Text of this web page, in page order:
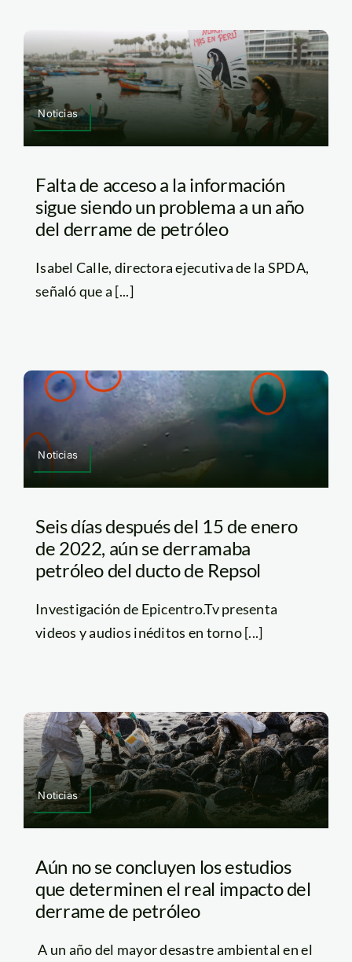
Noticias
Falta de acceso a la información
sigue siendo un problema a un año
del derrame de petróleo
Isabel Calle, directora ejecutiva de la SPDA,
señaló que a [...]
Noticias
Seis días después del 15 de enero
de 2022, aún se derramaba
petróleo del ducto de Repsol
Investigación de Epicentro.Tv presenta
videos y audios inéditos en torno [...]
Noticias
Aún no se concluyen los estudios
que determinen el real impacto del
derrame de petróleo
A un año del mayor desastre ambiental en el